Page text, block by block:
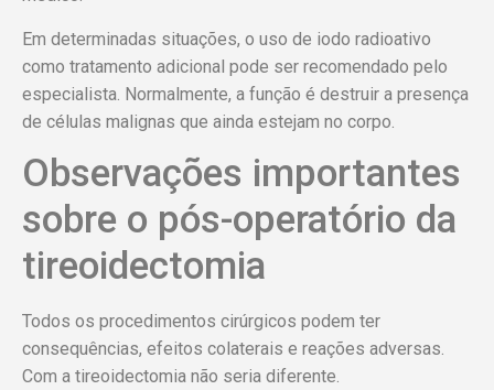
Em determinadas situações, o uso de iodo radioativo
como tratamento adicional pode ser recomendado pelo
especialista. Normalmente, a função é destruir a presença
de células malignas que ainda estejam no corpo.
Observações importantes
sobre o pós-operatório da
tireoidectomia
Todos os procedimentos cirúrgicos podem ter
consequências, efeitos colaterais e reações adversas.
Com a tireoidectomia não seria diferente.